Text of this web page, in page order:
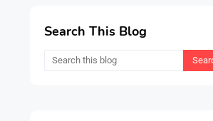
Search This Blog